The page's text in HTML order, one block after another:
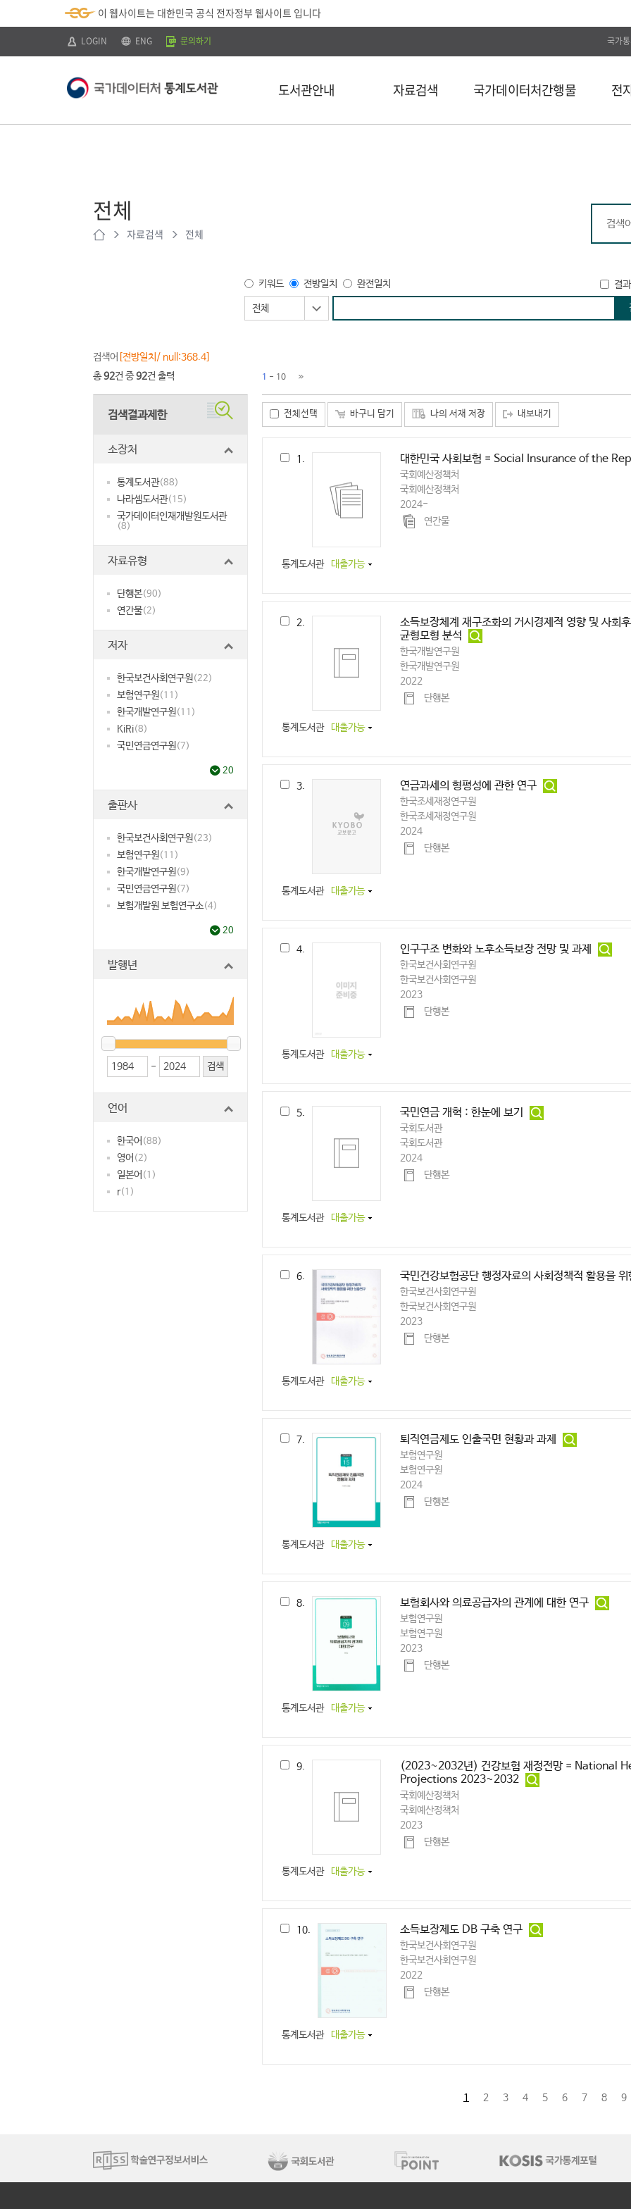
로
기
o
로
바
이 웹사이트는 대한민국 공식 전자정부 웹사이트 입니다
LOGIN ENG 문의하기 국가
도서관안내 자료검색
외부 API 검색
국가데이터처간행물 전
전자도서
전체
자료검색 전체
키워드 전방일치 완전일치
전체
결
검색어 [전방일치/ null:368.4]
검색결과제한
소장처
통계도서관(88)
나라셈도서관(15)
국가데이터인재개발원도서관
(8)
자료유형
단행본(90)
연간물(2)
저자
한국보건사회연구원 (22)
보험연구원 (11)
한국개발연구원 (11)
KiRi(8)
국민연금연구원 (7)
20
출판사
한국보건사회연구원 (23)
보험연구원 (11)
한국개발연구원 (9)
국민연금연구원 (7)
보험개발원 보험연구소(4)
20
발행년
-
언어
한국어 (88)
영어 (2)
일본어 (1)
r(1)
총92건 중92건 출력 1 - 10
전체선택 바구니 담기 나의 서재 저장 내보내기
1. 대한민국 사회보험 = Social Insurance of the
국회예산정책처
국회예산정책처
2024-
연간물
통계도서관 대출가능
2.
소득보장체계 재구조화의 거시경제적 영향 및 사회
균형모형 분석
한국개발연구원
한국개발연구원
2022
단행본
통계도서관 대출가능
3. 연금과세의 형평성에 관한 연구
한국조세재정연구원
한국조세재정연구원
2024
단행본
통계도서관 대출가능
4. 인구구조 변화와 노후소득보장 전망 및 과제
한국보건사회연구원
한국보건사회연구원
2023
단행본
통계도서관 대출가능
5. 국민연금 개혁 : 한눈에 보기
국회도서관
국회도서관
2024
단행본
통계도서관 대출가능
6. 국민건강보험공단 행정자료의 사회정책적 활용을
한국보건사회연구원
한국보건사회연구원
2023
단행본
통계도서관 대출가능
7. 퇴직연금제도 인출국면 현황과 과제
보험연구원
보험연구원
2024
단행본
통계도서관 대출가능
8. 보험회사와 의료공급자의 관계에 대한 연구
보험연구원
보험연구원
2023
단행본
통계도서관 대출가능
9.
(2023~2032년) 건강보험 재정전망 = National
Projections 2023~2032
국회예산정책처
국회예산정책처
2023
단행본
통계도서관 대출가능
10. 소득보장제도 DB 구축 연구
한국보건사회연구원
한국보건사회연구원
2022
단행본
통계도서관 대출가능
1 2 3 4 5 6 7 8 9